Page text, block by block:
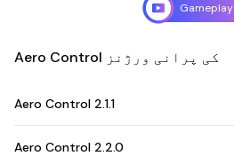
Gameplay
Aero Control کی پرانی ورژنز
Aero Control 2.1.1
Aero Control 2.2.0